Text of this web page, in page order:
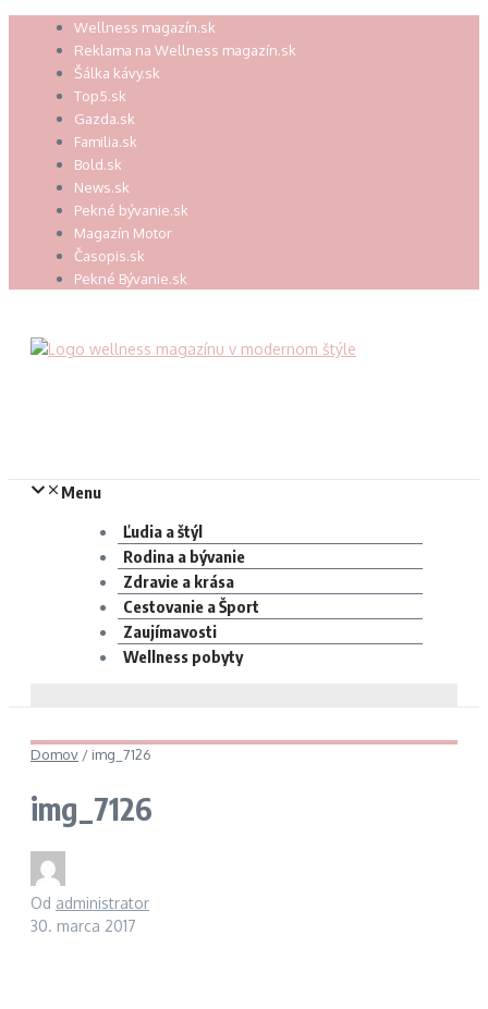
Preskočiť Wellness magazín.sk
Reklama na Wellness magazín.sk
Šálka kávy.sk
Top5.sk
Gazda.sk
Familia.sk
Bold.sk
News.sk
Pekné bývanie.sk
Magazín Motor
Časopis.sk
Pekné Bývanie.sk
Menu
Ľudia a štýl
Rodina a bývanie
Zdravie a krása
Cestovanie a Šport
Zaujímavosti
Wellness pobyty
Domov / img_7126
img_7126
Od administrator
30. marca 2017